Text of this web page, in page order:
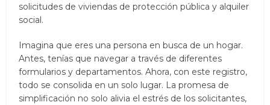
solicitudes de viviendas de protección pública y alquiler
social.
Imagina que eres una persona en busca de un hogar.
Antes, tenías que navegar a través de diferentes
formularios y departamentos. Ahora, con este registro,
todo se consolida en un solo lugar. La promesa de
simplificación no solo alivia el estrés de los solicitantes,